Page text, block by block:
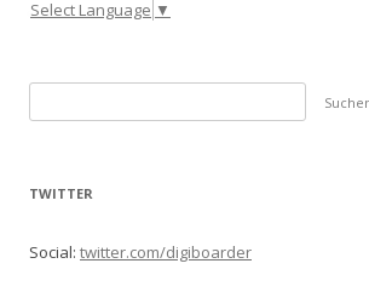
Select Language ▼
u
TWITTER
Social: twitter.com/digiboarder